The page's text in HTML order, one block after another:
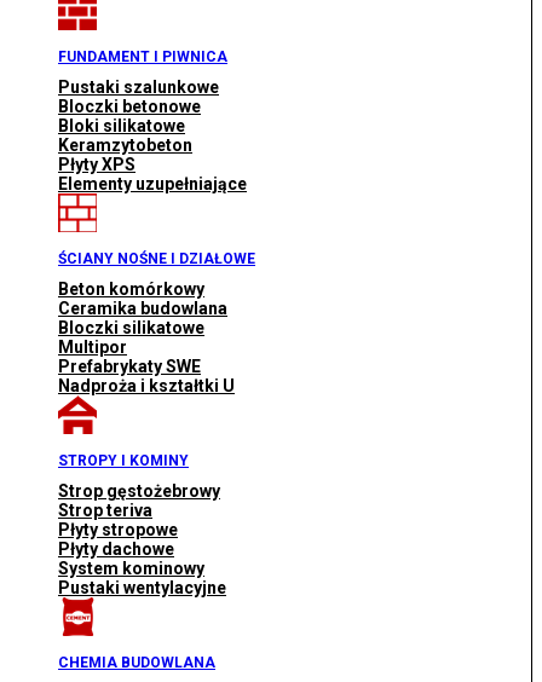
FUNDAMENT I PIWNICA
Pustaki szalunkowe
Bloczki betonowe
Bloki silikatowe
Keramzytobeton
Płyty XPS
Elementy uzupełniające
ŚCIANY NOŚNE I DZIAŁOWE
Beton komórkowy
Ceramika budowlana
Bloczki silikatowe
Multipor
Prefabrykaty SWE
Nadproża i kształtki U
STROPY I KOMINY
Strop gęstożebrowy
Strop teriva
Płyty stropowe
Płyty dachowe
System kominowy
Pustaki wentylacyjne
CHEMIA BUDOWLANA